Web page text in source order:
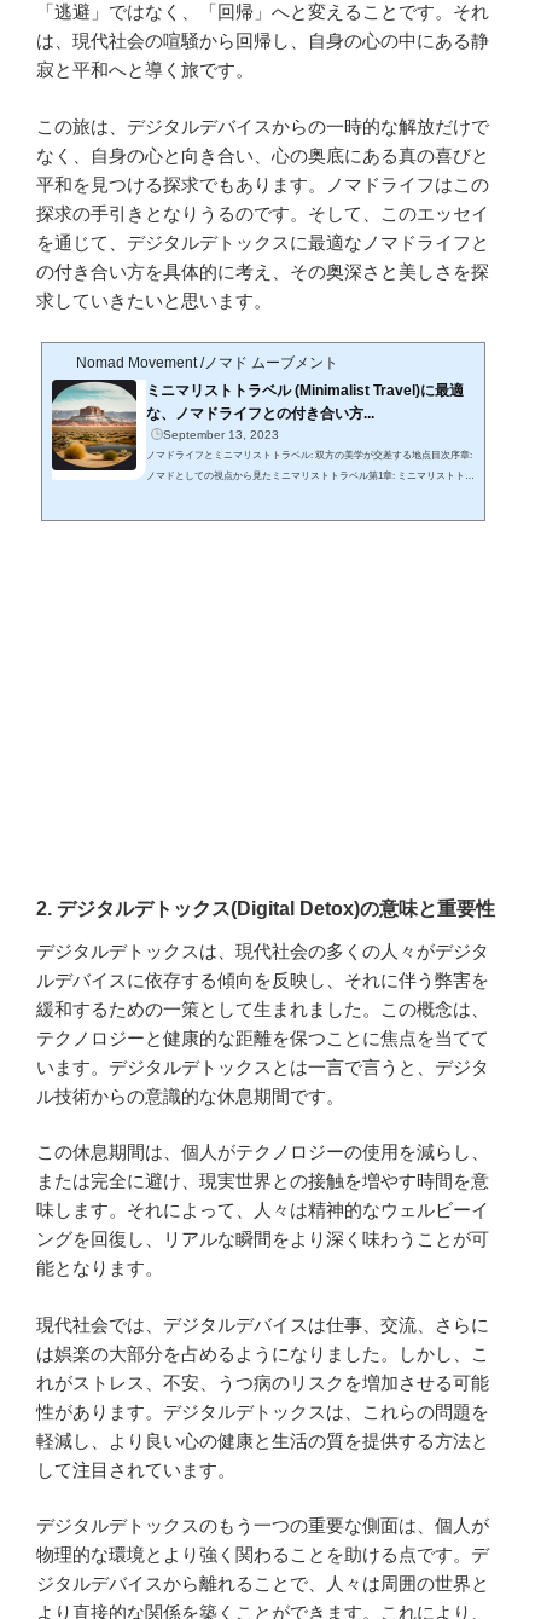
「逃避」ではなく、「回帰」へと変えることです。それ
は、現代社会の喧騒から回帰し、自身の心の中にある静
寂と平和へと導く旅です。
この旅は、デジタルデバイスからの一時的な解放だけで
なく、自身の心と向き合い、心の奥底にある真の喜びと
平和を見つける探求でもあります。ノマドライフはこの
探求の手引きとなりうるのです。そして、このエッセイ
を通じて、デジタルデトックスに最適なノマドライフと
の付き合い方を具体的に考え、その奥深さと美しさを探
求していきたいと思います。
Nomad Movement /ノマド ムーブメント
ミニマリストトラベル (Minimalist Travel)に最適
な、ノマドライフとの付き合い方...
September 13, 2023
ノマドライフとミニマリストトラベル: 双方の美学が交差する地点目次序章:
ノマドとしての視点から見たミニマリストトラベル第1章: ミニマリストトラ
2. デジタルデトックス(Digital Detox)の意味と重要性
デジタルデトックスは、現代社会の多くの人々がデジタ
ルデバイスに依存する傾向を反映し、それに伴う弊害を
緩和するための一策として生まれました。この概念は、
テクノロジーと健康的な距離を保つことに焦点を当てて
います。デジタルデトックスとは一言で言うと、デジタ
ル技術からの意識的な休息期間です。
この休息期間は、個人がテクノロジーの使用を減らし、
または完全に避け、現実世界との接触を増やす時間を意
味します。それによって、人々は精神的なウェルビーイ
ングを回復し、リアルな瞬間をより深く味わうことが可
能となります。
現代社会では、デジタルデバイスは仕事、交流、さらに
は娯楽の大部分を占めるようになりました。しかし、こ
れがストレス、不安、うつ病のリスクを増加させる可能
性があります。デジタルデトックスは、これらの問題を
軽減し、より良い心の健康と生活の質を提供する方法と
して注目されています。
デジタルデトックスのもう一つの重要な側面は、個人が
物理的な環境とより強く関わることを助ける点です。デ
ジタルデバイスから離れることで、人々は周囲の世界と
より直接的な関係を築くことができます。これにより、